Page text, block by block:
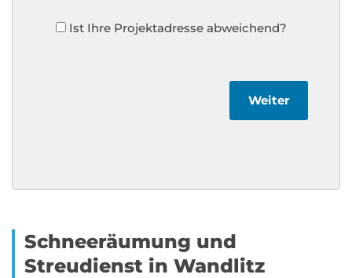
Ist Ihre Projektadresse abweichend?
Weiter
Schneeräumung und
Streudienst in Wandlitz